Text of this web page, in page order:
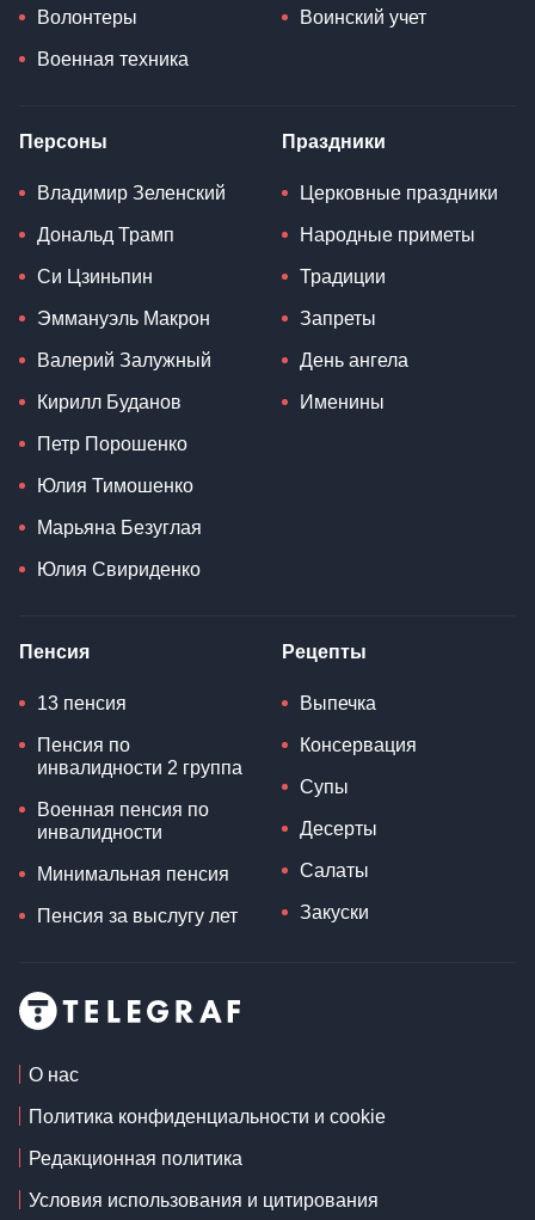
Волонтеры
Военная техника
Воинский учет
Персоны
Владимир Зеленский
Дональд Трамп
Си Цзиньпин
Эммануэль Макрон
Валерий Залужный
Кирилл Буданов
Петр Порошенко
Юлия Тимошенко
Марьяна Безуглая
Юлия Свириденко
Праздники
Церковные праздники
Народные приметы
Традиции
Запреты
День ангела
Именины
Пенсия
13 пенсия
Пенсия по
инвалидности 2 группа
Военная пенсия по
инвалидности
Минимальная пенсия
Пенсия за выслугу лет
Рецепты
Выпечка
Консервация
Супы
Десерты
Салаты
Закуски
О нас
Политика конфиденциальности и cookie
Редакционная политика
Условия использования и цитирования